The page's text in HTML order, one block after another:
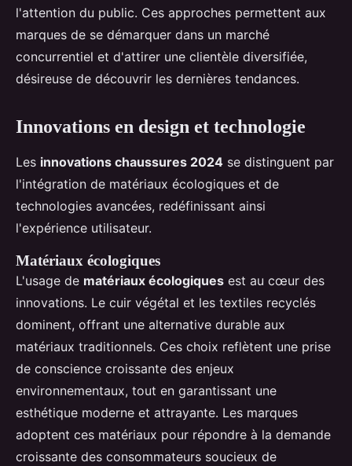
l'attention du public. Ces approches permettent aux
marques de se démarquer dans un marché
concurrentiel et d'attirer une clientèle diversifiée,
désireuse de découvrir les dernières tendances.
Innovations en design et technologie
Les innovations chaussures 2024 se distinguent par
l'intégration de matériaux écologiques et de
technologies avancées, redéfinissant ainsi
l'expérience utilisateur.
Matériaux écologiques
L'usage de matériaux écologiques est au cœur des
innovations. Le cuir végétal et les textiles recyclés
dominent, offrant une alternative durable aux
matériaux traditionnels. Ces choix reflètent une prise
de conscience croissante des enjeux
environnementaux, tout en garantissant une
esthétique moderne et attrayante. Les marques
adoptent ces matériaux pour répondre à la demande
croissante des consommateurs soucieux de